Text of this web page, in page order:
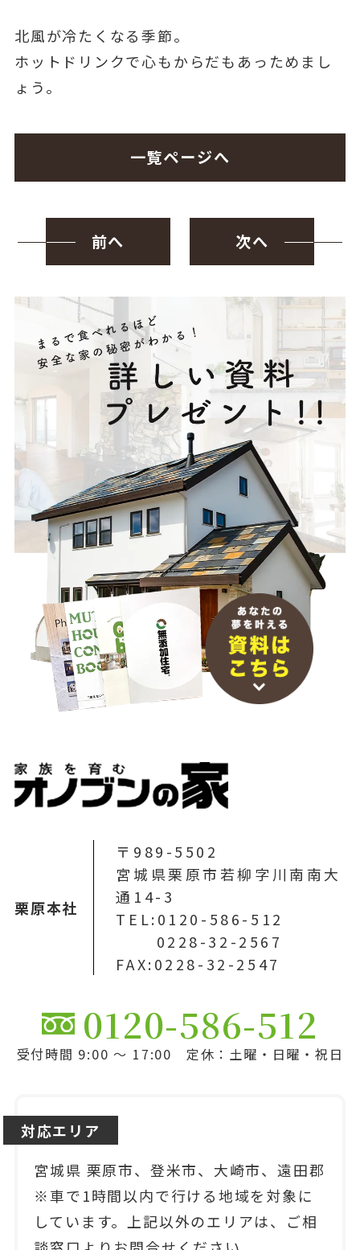
北風が冷たくなる季節。
ホットドリンクで心もからだもあっためまし
ょう。
前へ
一覧ページへ
次へ
栗原本社
〒989-5502
宮城県栗原市若柳字川南南大
通14-3
TEL:0120-586-512
0228-32-2567
FAX:0228-32-2547
0120-586-512
受付時間 9:00 ～ 17:00 定休：土曜・日曜・祝日
対応エリア
宮城県 栗原市、登米市、大崎市、遠田郡
※車で1時間以内で行ける地域を対象に
しています。上記以外のエリアは、ご相